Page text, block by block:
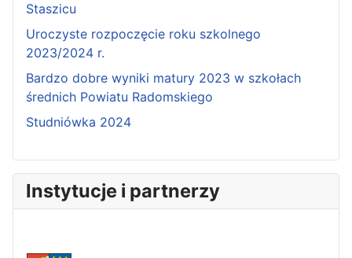
Staszicu
Uroczyste rozpoczęcie roku szkolnego
2023/2024 r.
Bardzo dobre wyniki matury 2023 w szkołach
średnich Powiatu Radomskiego
Studniówka 2024
Instytucje i partnerzy